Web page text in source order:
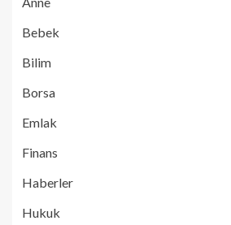
Bebek
Bilim
Borsa
Emlak
Finans
Haberler
Hukuk